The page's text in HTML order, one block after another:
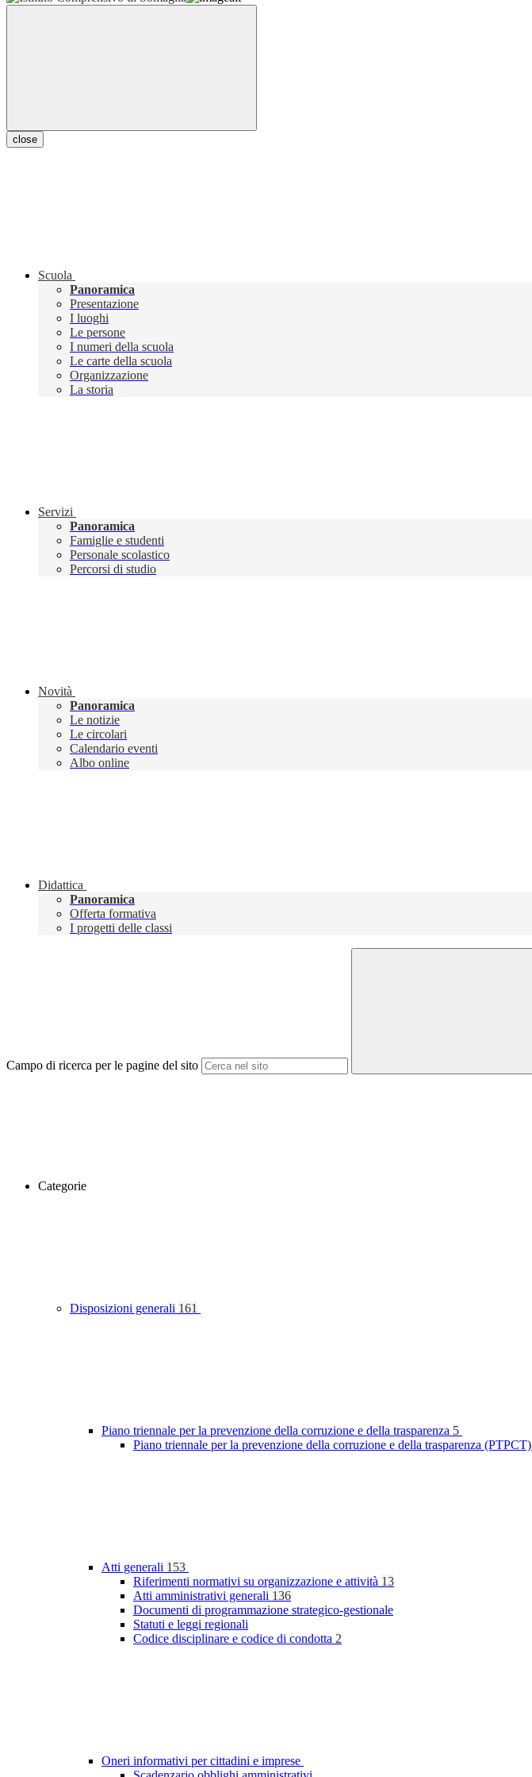
close
Scuola
Panoramica
Presentazione
I luoghi
Le persone
I numeri della scuola
Le carte della scuola
Organizzazione
La storia
Servizi
Panoramica
Famiglie e studenti
Personale scolastico
Percorsi di studio
Novità
Panoramica
Le notizie
Le circolari
Calendario eventi
Albo online
Didattica
Panoramica
Offerta formativa
I progetti delle classi
Campo di ricerca per le pagine del sito
Categorie
Disposizioni generali 161
Piano triennale per la prevenzione della corruzione e della trasparenza 5
Piano triennale per la prevenzione della corruzione e della trasparenza (PTPCT)
Atti generali 153
Riferimenti normativi su organizzazione e attività 13
Atti amministrativi generali 136
Documenti di programmazione strategico-gestionale
Statuti e leggi regionali
Codice disciplinare e codice di condotta 2
Oneri informativi per cittadini e imprese